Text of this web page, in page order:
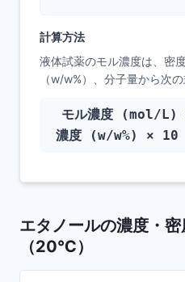
計算方法
液体試薬のモル濃度は、密
（w/w%）、分子量から次
モル濃度 (mol/
濃度 (w/w%) ×
エタノールの濃度・
（20℃）